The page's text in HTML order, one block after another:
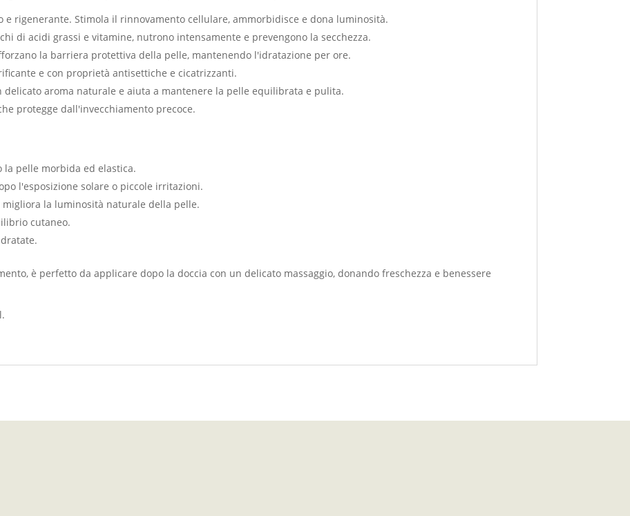
e rigenerante. Stimola il rinnovamento cellulare, ammorbidisce e dona luminosità.
di acidi grassi e vitamine, nutrono intensamente e prevengono la secchezza.
la barriera protettiva della pelle, mantenendo l'idratazione per ore.
e con proprietà antisettiche e cicatrizzanti.
delicato aroma naturale e aiuta a mantenere la pelle equilibrata e pulita.
protegge dall'invecchiamento precoce.
pelle morbida ed elastica.
l'esposizione solare o piccole irritazioni.
la luminosità naturale della pelle.
cutaneo.
è perfetto da applicare dopo la doccia con un delicato massaggio, donando freschezza e benessere